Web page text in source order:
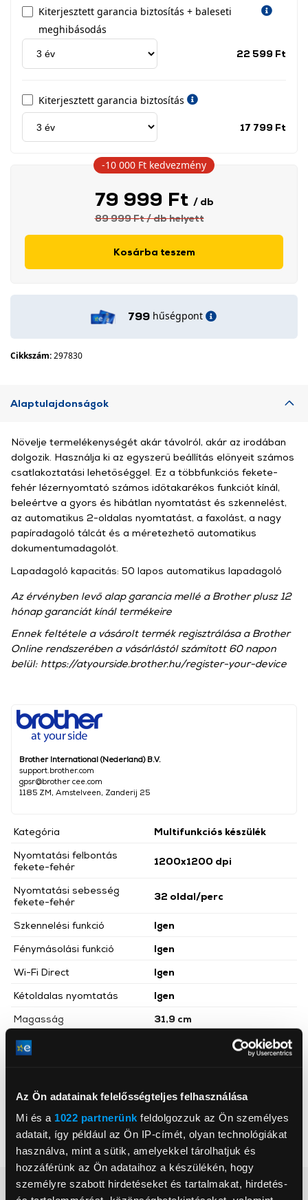
Az Ön adatainak felelősségteljes felhasználása
Mi és a 1022 partnerünk feldolgozzuk az Ön személyes
adatait, így például az Ön IP-címét, olyan technológiákat
használva, mint a sütik, amelyekkel tárolhatjuk és
hozzáférünk az Ön adataihoz a készülékén, hogy
személyre szabott hirdetéseket és tartalmakat, hirdetés-
Kiterjesztett garancia biztosítás + baleseti
meghibásodás
22 599 Ft
Kiterjesztett garancia biztosítás
17 799 Ft
79 999 Ft / db
89 999 Ft/ dbhelyett
Kosárba teszem
-10 000 Ft kedvezmény
799 hűségpont
Cikkszám:297830
Alaptulajdonságok
Brother International (Nederland) B.V.
support.brother.com
gpsr@brother cee.com
1185 ZM, Amstelveen, Zanderij 25
Kategória
Multifunkciós készülék
Nyomtatási felbontás
fekete-fehér
1200x1200 dpi
Nyomtatási sebesség
fekete-fehér
32 oldal/perc
Szkennelési funkció
Igen
Fénymásolási funkció
Igen
Wi-Fi Direct
Igen
Kétoldalas nyomtatás
Igen
Magasság
31,9 cm
Szélesség
Nettó súly
Szín
Fekete
Memória mérete
128 MB
Igen
Mobil nyomtatás
Igen
Tovább olvasom
Növelje termelékenységét akár távolról, akár az irodában
dolgozik. Használja ki az egyszerű beállítás előnyeit számos
csatlakoztatási lehetőséggel. Ez a többfunkciós fekete-
fehér lézernyomtató számos időtakarékos funkciót kínál,
beleértve a gyors és hibátlan nyomtatást és szkennelést,
az automatikus 2-oldalas nyomtatást, a faxolást, a nagy
papíradagoló tálcát és a méretezhető automatikus
dokumentumadagolót.
Lapadagoló kapacitás: 50 lapos automatikus lapadagoló
Az érvényben levő alap garancia mellé a Brother plusz 12
hónap garanciát kínál termékeire
Ennek feltétele a vásárolt termék regisztrálása a Brother
Online rendszerében a vásárlástól számított 60 napon
belül: https://atyourside.brother.hu/register-your-device
Részletes ismertető